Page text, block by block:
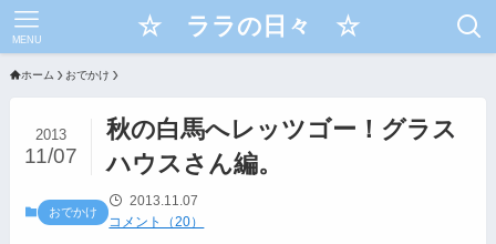
☆ ララの日々 ☆
MENU
ホーム おでかけ
秋の白馬へレッツゴー！グラス
ハウスさん編。
2013
11/07
おでかけ
2013.11.07
コメント（20）